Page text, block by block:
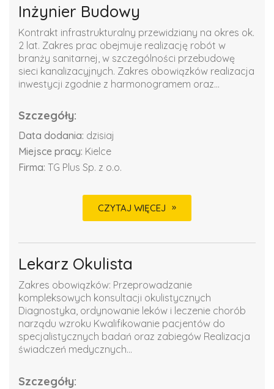
Inżynier Budowy
Kontrakt infrastrukturalny przewidziany na okres ok.
2 lat. Zakres prac obejmuje realizację robót w
branży sanitarnej, w szczególności przebudowę
sieci kanalizacyjnych. Zakres obowiązków realizacja
inwestycji zgodnie z harmonogramem oraz...
Szczegóły:
Data dodania: dzisiaj
Miejsce pracy: Kielce
Firma: TG Plus Sp. z o.o.
CZYTAJ WIĘCEJ
Lekarz Okulista
Zakres obowiązków: Przeprowadzanie
kompleksowych konsultacji okulistycznych
Diagnostyka, ordynowanie leków i leczenie chorób
narządu wzroku Kwalifikowanie pacjentów do
specjalistycznych badań oraz zabiegów Realizacja
świadczeń medycznych...
Szczegóły: